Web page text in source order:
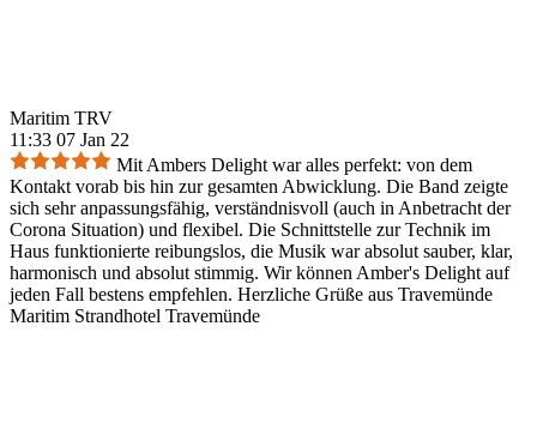
Maritim TRV
11:33 07 Jan 22
Mit Ambers Delight war alles perfekt: von dem
Kontakt vorab bis hin zur gesamten Abwicklung. Die Band zeigte
sich sehr anpassungsfähig, verständnisvoll (auch in Anbetracht der
Corona Situation) und flexibel. Die Schnittstelle zur Technik im
Haus funktionierte reibungslos, die Musik war absolut sauber, klar,
harmonisch und absolut stimmig. Wir können Amber's Delight auf
jeden Fall bestens empfehlen. Herzliche Grüße aus Travemünde
Maritim Strandhotel Travemünde